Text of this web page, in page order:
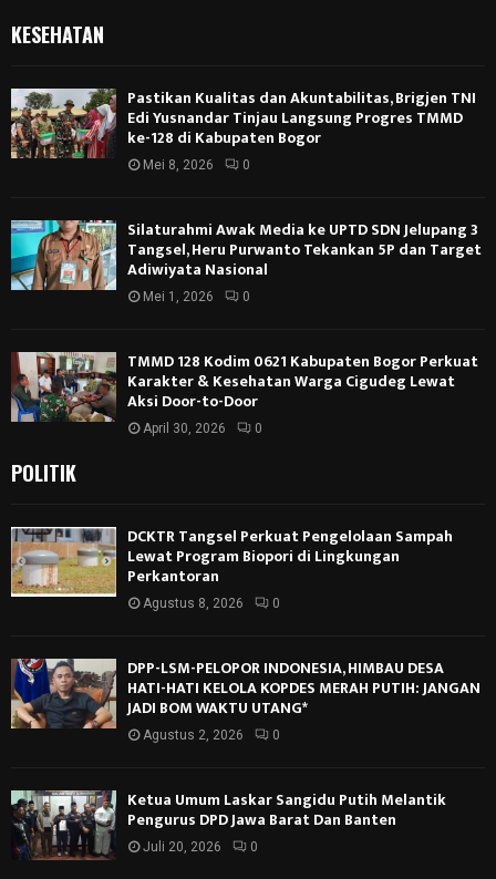
KESEHATAN
Pastikan Kualitas dan Akuntabilitas, Brigjen TNI
Edi Yusnandar Tinjau Langsung Progres TMMD
ke-128 di Kabupaten Bogor
Mei 8, 2026 0
Silaturahmi Awak Media ke UPTD SDN Jelupang 3
Tangsel, Heru Purwanto Tekankan 5P dan Target
Adiwiyata Nasional
Mei 1, 2026 0
TMMD 128 Kodim 0621 Kabupaten Bogor Perkuat
Karakter & Kesehatan Warga Cigudeg Lewat
Aksi Door-to-Door
April 30, 2026 0
POLITIK
DCKTR Tangsel Perkuat Pengelolaan Sampah
Lewat Program Biopori di Lingkungan
Perkantoran
Agustus 8, 2026 0
DPP-LSM-PELOPOR INDONESIA, HIMBAU DESA
HATI-HATI KELOLA KOPDES MERAH PUTIH: JANGAN
JADI BOM WAKTU UTANG*
Agustus 2, 2026 0
Ketua Umum Laskar Sangidu Putih Melantik
Pengurus DPD Jawa Barat Dan Banten
Juli 20, 2026 0